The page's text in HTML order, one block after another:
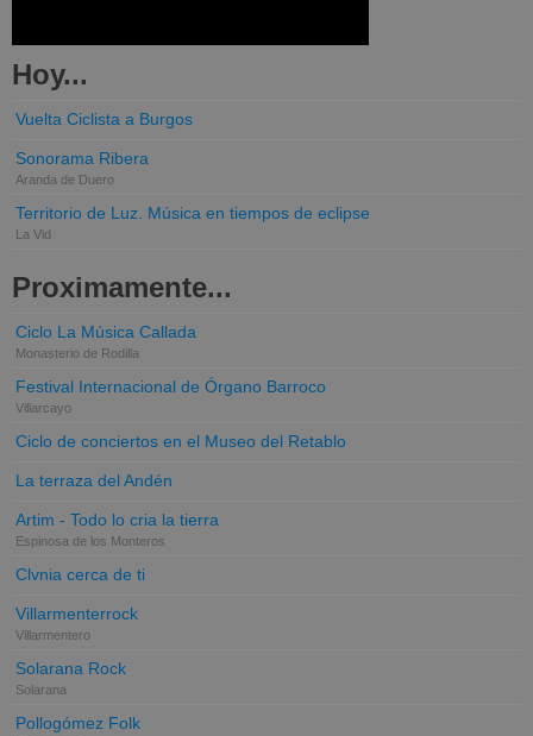
Hoy...
Vuelta Ciclista a Burgos
Sonorama Ribera
Aranda de Duero
Territorio de Luz. Música en tiempos de eclipse
La Vid
Proximamente...
Ciclo La Música Callada
Monasterio de Rodilla
Festival Internacional de Órgano Barroco
Villarcayo
Ciclo de conciertos en el Museo del Retablo
La terraza del Andén
Artim - Todo lo cria la tierra
Espinosa de los Monteros
Clvnia cerca de ti
Villarmenterrock
Villarmentero
Solarana Rock
Solarana
Pollogómez Folk